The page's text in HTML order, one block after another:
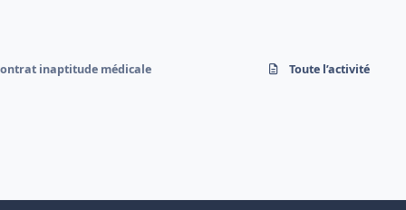
inaptitude médicale Toute l’activité